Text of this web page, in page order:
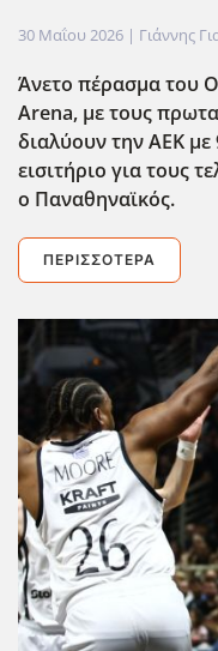
30 Μαΐου 2026 | Γιάννης
Άνετο πέρασμα του
Arena, με τους
διαλύουν την ΑΕΚ με
εισιτήριο για τους
ο Παναθηναϊκός.
ΠΕΡΙΣΣΌΤΕΡΑ